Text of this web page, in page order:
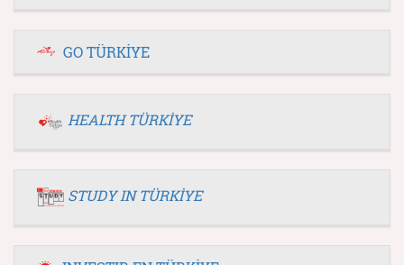
GO TÜRKİYE
HEALTH TÜRKİYE
STUDY IN TÜRKİYE